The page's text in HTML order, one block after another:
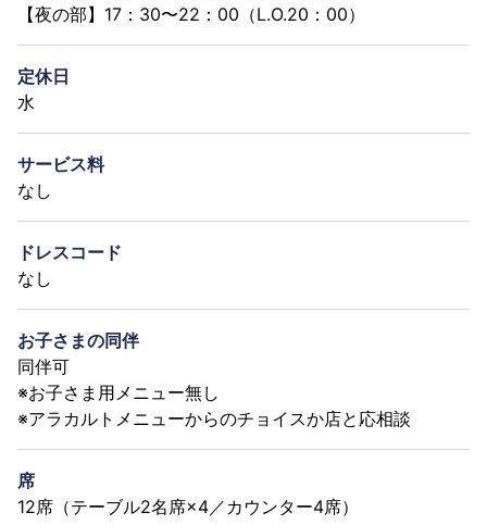
【夜の部】17：30〜22：00（L.O.20：00）
定休日
水
サービス料
なし
ドレスコード
なし
お子さまの同伴
同伴可
※お子さま用メニュー無し
※アラカルトメニューからのチョイスか店と応相談
席
12席（テーブル2名席×4／カウンター4席）